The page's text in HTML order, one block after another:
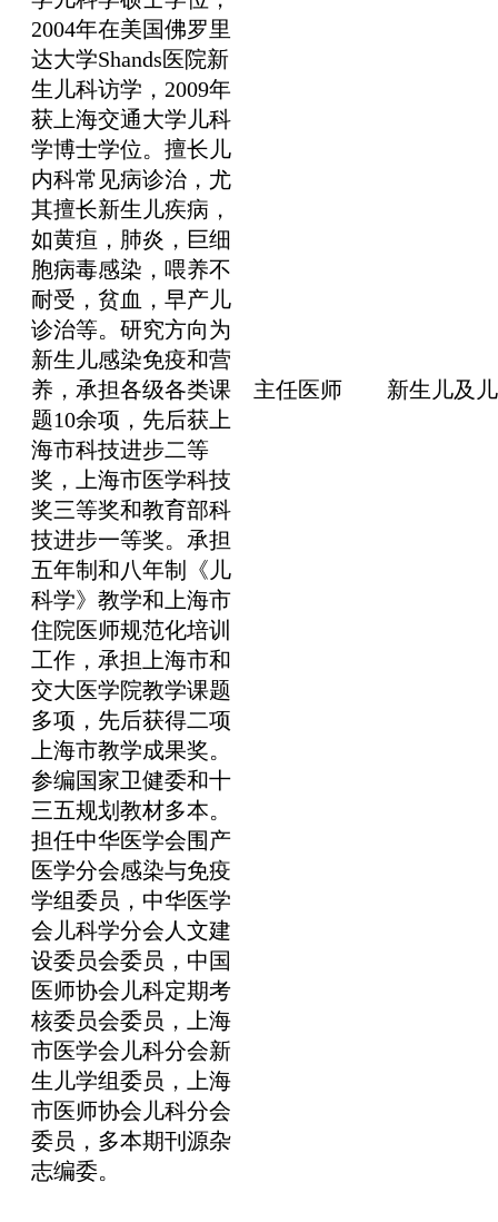
2004年在美国佛罗里
达大学Shands医院新
生儿科访学，2009年
获上海交通大学儿科
学博士学位。擅长儿
内科常见病诊治，尤
其擅长新生儿疾病，
如黄疸，肺炎，巨细
胞病毒感染，喂养不
耐受，贫血，早产儿
诊治等。研究方向为
新生儿感染免疫和营
养，承担各级各类课
题10余项，先后获上
海市科技进步二等
奖，上海市医学科技
奖三等奖和教育部科
技进步一等奖。承担
五年制和八年制《儿
科学》教学和上海市
住院医师规范化培训
工作，承担上海市和
交大医学院教学课题
多项，先后获得二项
上海市教学成果奖。
参编国家卫健委和十
三五规划教材多本。
担任中华医学会围产
医学分会感染与免疫
学组委员，中华医学
会儿科学分会人文建
设委员会委员，中国
医师协会儿科定期考
核委员会委员，上海
市医学会儿科分会新
生儿学组委员，上海
市医师协会儿科分会
委员，多本期刊源杂
志编委。
主任医师 新生儿及